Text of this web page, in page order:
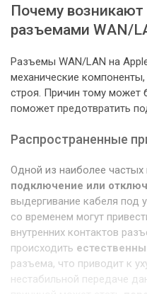
Почему
разъемами WAN/
Разъемы WAN/LAN на
механические
строя. Причин тому может
поможет предотвратить
Распространенные
Одной из наиболее частых
подключение или
выдергивание кабеля под
со временем могут
внутренних контактов
происходить
разъема, что приводит к
нестабильной передаче